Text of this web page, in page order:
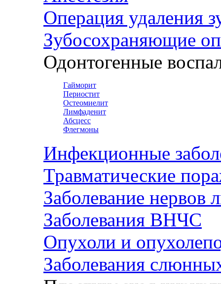
Операция удаления
Зубосохраняющие
Одонтогенные
Гайморит
Периостит
Остеомиелит
Лимфаденит
Абсцесс
Флегмоны
Инфекционные
Травматические
Заболевание нервов
Заболевания ВНЧС
Опухоли и
Заболевания